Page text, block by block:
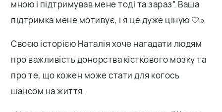
мною і підтримував мене тоді та зараз”. Ваша
підтримка мене мотивує, і я це дуже ціную 🤍»
Своєю історією Наталія хоче нагадати людям
про важливість донорства кісткового мозку та
про те, що кожен може стати для когось
шансом на життя.